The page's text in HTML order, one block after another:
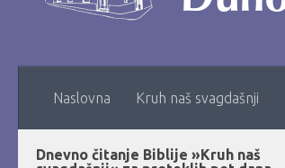
Naslovna Kruh naš svagdašnji
Dnevno čitanje Biblije »Kruh naš